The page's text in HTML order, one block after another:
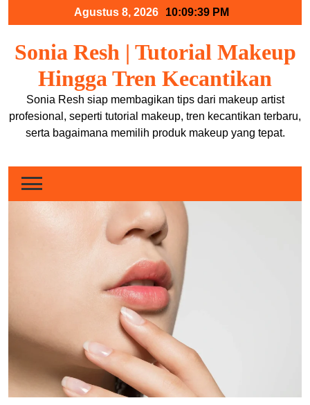
Agustus 8, 2026 10:09:39 PM
Sonia Resh | Tutorial Makeup
Hingga Tren Kecantikan
Sonia Resh siap membagikan tips dari makeup artist
profesional, seperti tutorial makeup, tren kecantikan terbaru,
serta bagaimana memilih produk makeup yang tepat.